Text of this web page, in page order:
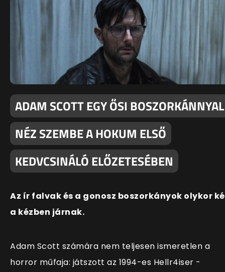
ADAM SCOTT EGY ŐSI BOSZORKÁNNYAL
NÉZ SZEMBE A HOKUM ELSŐ
KEDVCSINÁLÓ ELŐZETESÉBEN
Az ír falvak és a gonosz boszorkányok olykor
a kézben járnak.
Adam Scott számára nem teljesen ismeretlen a
horror műfaja: játszott az 1994-es Hellr4iser -